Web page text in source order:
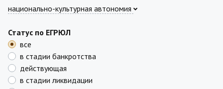
национально-культурная автономия
Статус по ЕГРЮЛ
все
в стадии банкротства
действующая
в стадии ликвидации